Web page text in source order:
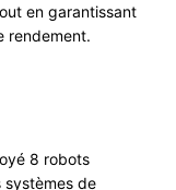
en garantissant
rendement.
8 robots
systèmes de